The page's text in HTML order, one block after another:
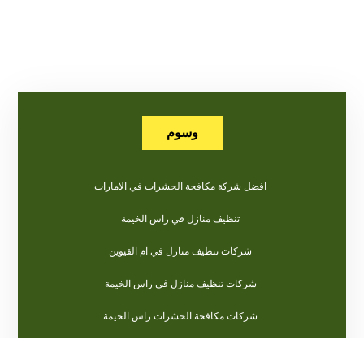
وسوم
افضل شركة مكافحة الحشرات في الامارات
تنظيف منازل في راس الخيمة
شركات تنظيف منازل في ام القيوين
شركات تنظيف منازل في راس الخيمة
شركات مكافحة الحشرات راس الخيمة